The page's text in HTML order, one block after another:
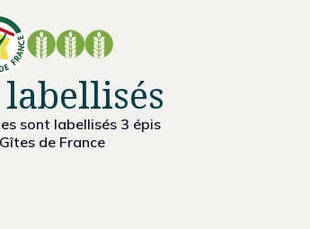
sont labellisés 3 épis
de France